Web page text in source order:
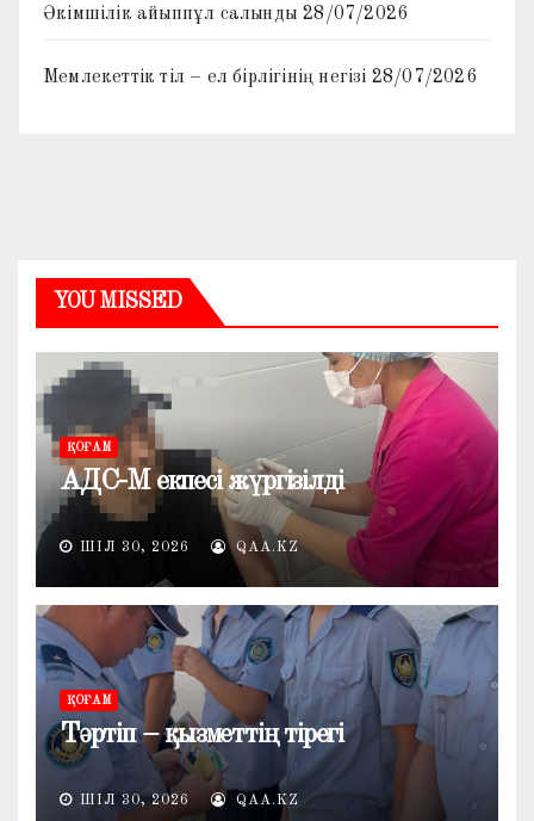
Әкімшілік айыппұл салынды 28/07/2026
Мемлекеттік тіл – ел бірлігінің негізі 28/07/2026
YOU MISSED
ҚОҒАМ
АДС-М екпесі жүргізілді
ШІЛ 30, 2026 QAA.KZ
ҚОҒАМ
Тәртіп – қызметтің тірегі
ШІЛ 30, 2026 QAA.KZ